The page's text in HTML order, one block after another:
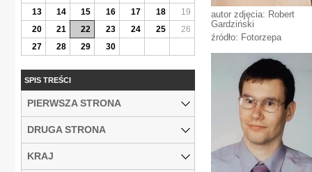
autor zdjęcia: Robert
Gardziński
źródło: Fotorzepa
13
14 15 16 17 18
19
20
21 22 23 24 25
26
27
28 29 30
SPIS TREŚCI
PIERWSZA STRONA
DRUGA STRONA
KRAJ